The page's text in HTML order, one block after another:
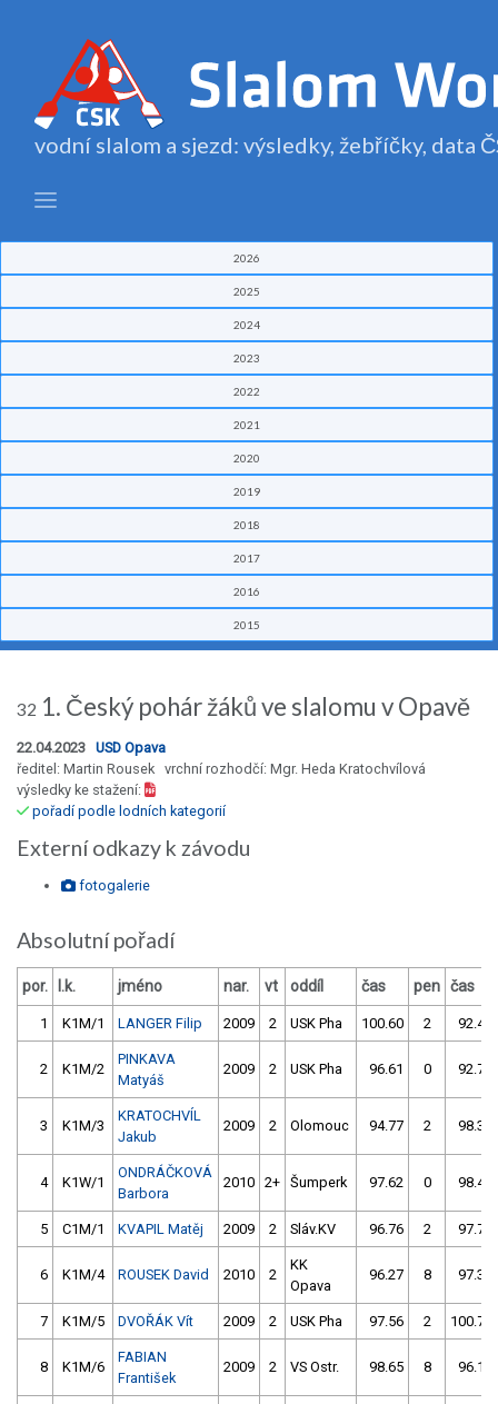
vodní slalom a sjezd: výsledky, žebříčky, data
2026
2025
2024
2023
2022
2021
2020
2019
2018
2017
2016
2015
32 1. Český pohár žáků ve slalomu v Opavě
22.04.2023 USD Opava
ředitel: Martin Rousek vrchní rozhodčí: Mgr. Heda Kratochvílová
výsledky ke stažení:
pořadí podle lodních kategorií
Externí odkazy k závodu
fotogalerie
Absolutní pořadí
por. l.k. jméno nar. vt oddíl čas pen čas
1 K1M/1 LANGER Filip 2009 2 USK Pha 100.60 2 92.41
2 K1M/2
PINKAVA
Matyáš
2009 2 USK Pha 96.61 0 92.74
3 K1M/3
KRATOCHVÍL
Jakub
2009 2 Olomouc 94.77 2 98.34
4 K1W/1
ONDRÁČKOVÁ
Barbora
2010 2+ Šumperk 97.62 0 98.44
5 C1M/1 KVAPIL Matěj 2009 2 Sláv.KV 96.76 2 97.76
6 K1M/4 ROUSEK David 2010 2
KK
Opava
96.27 8 97.38
7 K1M/5 DVOŘÁK Vít 2009 2 USK Pha 97.56 2 100.72
8 K1M/6
FABIAN
František
2009 2 VS Ostr. 98.65 8 96.17